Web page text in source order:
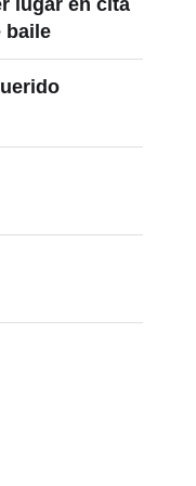
lugar en cita
baile